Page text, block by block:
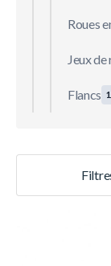
Roues
Jeux de
Flancs